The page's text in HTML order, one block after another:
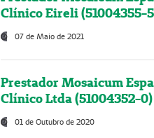
Clínico Eireli (51004355-
07 de Maio de 2021
Prestador Mosaicum
Clínico Ltda (51004352-0)
01 de Outubro de 2020